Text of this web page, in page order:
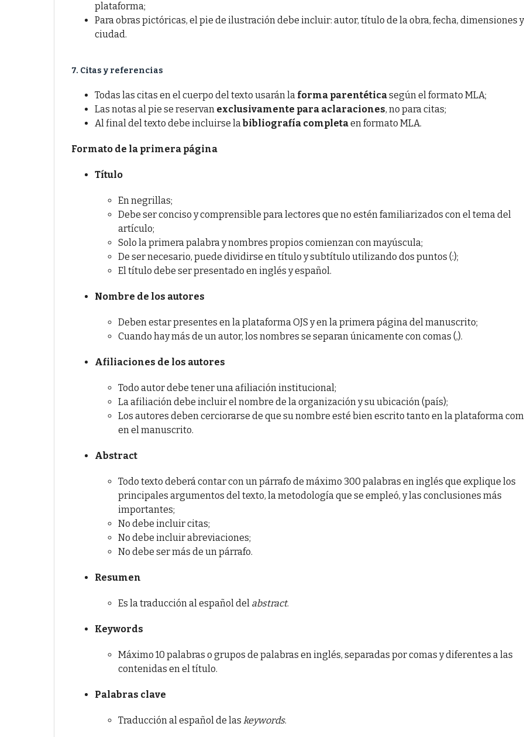
plataforma;
Para obras pictóricas, el pie de ilustración debe incluir: autor, título de la obra, fecha, dimensiones y
ciudad.
7. Citas y referencias
Todas las citas en el cuerpo del texto usarán la forma parentéticasegún el formato MLA;
Las notas al pie se reservan exclusivamente para aclaraciones, no para citas;
Al final del texto debe incluirse labibliografía completaen formato MLA.
Formato de la primera página
Título
En negrillas;
Debe ser conciso y comprensible para lectores que no estén familiarizados con el tema del
artículo;
Solo la primera palabra y nombres propios comienzan con mayúscula;
De ser necesario, puede dividirse en título y subtítulo utilizando dos puntos (:);
El título debe ser presentado en inglés y español.
Nombre de los autores
Deben estar presentes en la plataforma OJS y en la primera página del manuscrito;
Cuando hay más de un autor, los nombres se separan únicamente con comas (,).
Afiliaciones de los autores
Todo autor debe tener una afiliación institucional;
La afiliación debe incluir el nombre de la organización y su ubicación (país);
Los autores deben cerciorarse de que su nombre esté bien escrito tanto en la plataforma
en el manuscrito.
Abstract
Todo texto deberá contar con un párrafo de máximo 300 palabras en inglés que explique los
principales argumentos del texto, la metodología que se empleó, y las conclusiones más
importantes;
No debe incluir citas;
No debe incluir abreviaciones;
No debe ser más de un párrafo.
Resumen
Es la traducción al español del abstract.
Keywords
Máximo 10 palabras o grupos de palabras en inglés, separadas por comas y diferentes a las
contenidas en el título.
Palabras clave
Traducción al español de las keywords.